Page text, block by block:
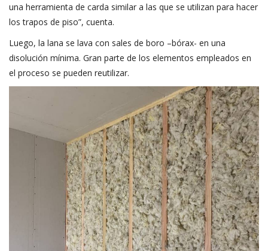
una herramienta de carda similar a las que se utilizan para hacer
los trapos de piso”, cuenta.
Luego, la lana se lava con sales de boro –bórax- en una
disolución mínima. Gran parte de los elementos empleados en
el proceso se pueden reutilizar.